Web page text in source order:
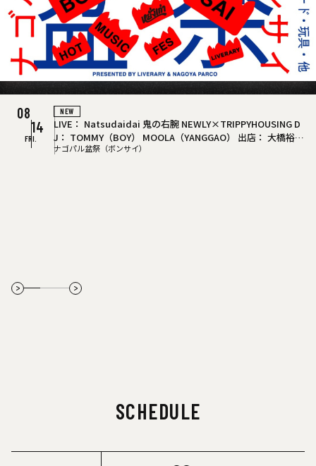
08
14
FRI.
NEW
LIVE： Natsudaidai 鬼の右腕 NEWLY×TRIPPYHOUSING D
J： TOMMY（BOY） MOOLA（YANGGAO） 出店： 大橋裕之
（似顔絵） YANGGAO（カレー、グッズ）
ナゴパル盆祭（ボンサイ）
17
JON SPENCER
09
SUN.
OGRE YOU ASSHOLE
10
25
SUN.
NEW
group_inou(oneman)
11
フラワーカンパニーズ
12
13
SUN.
トリプルファイヤー
SCHEDULE